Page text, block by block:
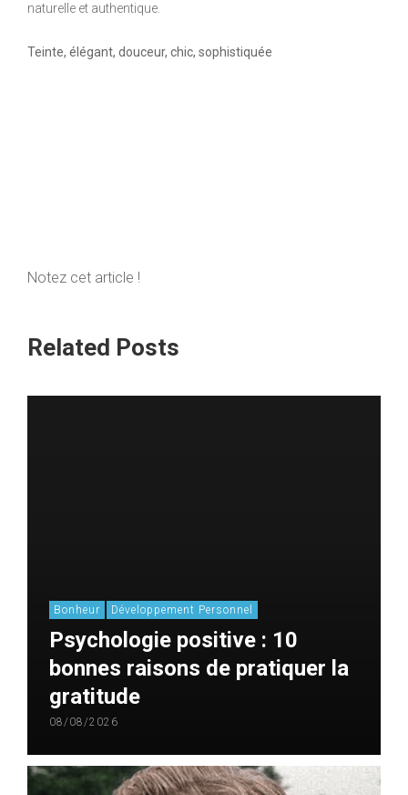
naturelle et authentique.
Teinte, élégant, douceur, chic, sophistiquée
Notez cet article !
Related Posts
Bonheur Développement Personnel
Psychologie positive : 10
bonnes raisons de pratiquer la
gratitude
08/08/2026